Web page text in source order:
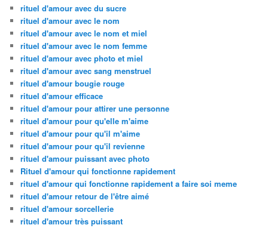
rituel d'amour avec du sucre
rituel d'amour avec le nom
rituel d'amour avec le nom et miel
rituel d'amour avec le nom femme
rituel d'amour avec photo et miel
rituel d'amour avec sang menstruel
rituel d'amour bougie rouge
rituel d'amour efficace
rituel d'amour pour attirer une personne
rituel d'amour pour qu'elle m'aime
rituel d'amour pour qu'il m'aime
rituel d'amour pour qu'il revienne
rituel d'amour puissant avec photo
Rituel d'amour qui fonctionne rapidement
rituel d'amour qui fonctionne rapidement a faire soi meme
rituel d'amour retour de l'être aimé
rituel d'amour sorcellerie
rituel d'amour très puissant